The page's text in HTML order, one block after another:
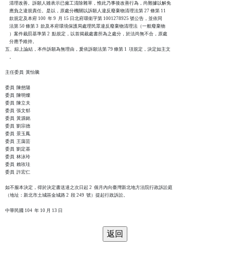
    清理改善。訴願人雖表示已僱工清除雜草，惟此乃事後改善行為，尚難據以解免
    應負之違規責任。是以，原處分機關以訴願人違反廢棄物清理法第 27 條第 11
    款規定及本府 100  年 9  月 15 日北府環衛字第 1001278925 號公告，並依同
    法第 50 條第 3  款及本府環境保護局處理民眾違反廢棄物清理法（一般廢棄物
    ）案件裁罰基準第 2  點規定，以首揭裁處書所為之處分，於法尚無不合，原處
    分應予維持。
五、綜上論結，本件訴願為無理由，爰依訴願法第 79 條第 1  項規定，決定如主文
    。
主任委員  黃怡騰
委員  陳慈陽
委員  陳明燦
委員  陳立夫
委員  張文郁
委員  黃源銘
委員  劉宗德
委員  景玉鳳
委員  王藹芸
委員  劉定基
委員  林泳玲
委員  賴玫珪
委員  許宏仁
如不服本決定，得於決定書送達之次日起 2  個月內向臺灣新北地方法院行政訴訟庭
（地址：新北市土城區金城路 2  段 249  號）提起行政訴訟。